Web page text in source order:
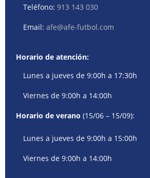
Teléfono:913 143 030
Email:afe@afe-futbol.com
Horario de atención:
Lunes a jueves de 9:00h a 17:30h
Viernes de 9:00h a 14:00h
Horario de verano (15/06 – 15/09):
Lunes a jueves de 9:00h a 15:00h
Viernes de 9:00h a 14:00h